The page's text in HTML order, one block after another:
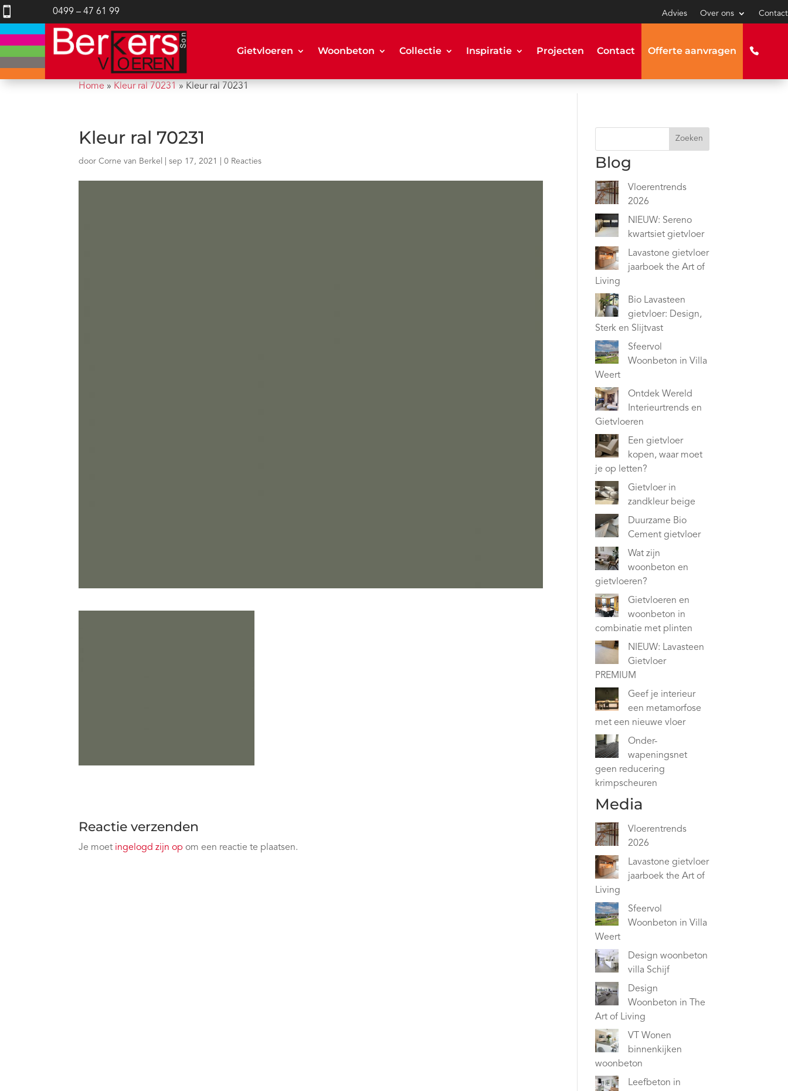
 0499 – 47 61 99 Advies Over ons Contact
Gietvloeren Woonbeton Collectie Inspiratie Projecten Contact Offerte aanvragen
Home » Kleur ral 70231 » Kleur ral 70231
Kleur ral 70231
doorCorne van Berkel |sep 17, 2021 |0 Reacties
Reactie verzenden
Je moet ingelogd zijn op om een reactie te plaatsen.
Zoeken
Blog
Vloerentrends
2026
NIEUW: Sereno
kwartsiet gietvloer
Lavastone gietvloer
jaarboek the Art of
Living
Bio Lavasteen
gietvloer: Design,
Sterk en Slijtvast
Sfeervol
Woonbeton in Villa
Weert
Ontdek Wereld
Interieurtrends en
Gietvloeren
Een gietvloer
kopen, waar moet
je op letten?
Gietvloer in
zandkleur beige
Duurzame Bio
Cement gietvloer
Wat zijn
woonbeton en
gietvloeren?
Gietvloeren en
woonbeton in
combinatie met plinten
NIEUW: Lavasteen
Gietvloer
PREMIUM
Geef je interieur
een metamorfose
met een nieuwe vloer
Onder-
wapeningsnet
geen reducering
krimpscheuren
Media
Vloerentrends
2026
Lavastone gietvloer
jaarboek the Art of
Living
Sfeervol
Woonbeton in Villa
Weert
Design woonbeton
villa Schijf
Design
Woonbeton in The
Art of Living
VT Wonen
binnenkijken
woonbeton
Leefbeton in